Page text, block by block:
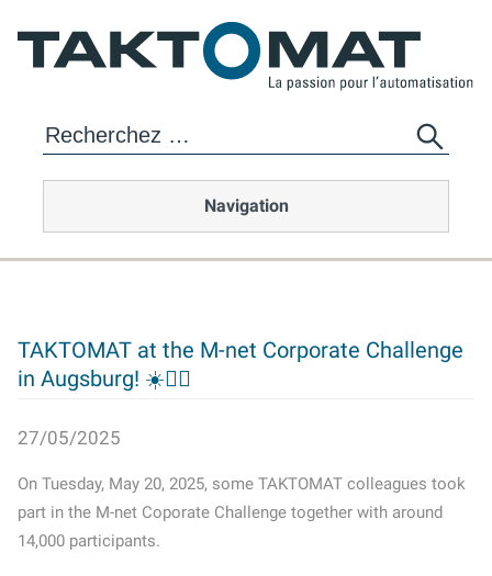
Navigation
TAKTOMAT at the M-net Corporate Challenge
in Augsburg! ☀️🏃‍♂️
27/05/2025
On Tuesday, May 20, 2025, some TAKTOMAT colleagues took
part in the M-net Coporate Challenge together with around
14,000 participants.